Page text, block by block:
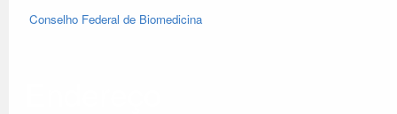
Conselho Federal de Biomedicina